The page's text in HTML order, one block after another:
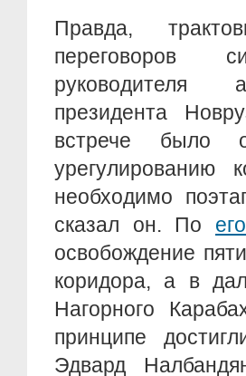
Правда,
переговоров
руководителя
президента
встрече было
урегулированию
необходимо
сказал он. По
освобождение
коридора, а в
Нагорного
принципе
Эдвард